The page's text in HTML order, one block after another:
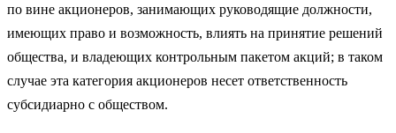
по вине акционеров, занимающих руководящие должности,
имеющих право и возможность, влиять на принятие решений
общества, и владеющих контрольным пакетом акций; в таком
слу­чае эта категория акционеров несет ответственность
субсидиар­но с обществом.